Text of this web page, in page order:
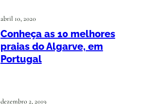
abril 10, 2020
Conheça as 10 melhores
praias do Algarve, em
Portugal
dezembro 2, 2019